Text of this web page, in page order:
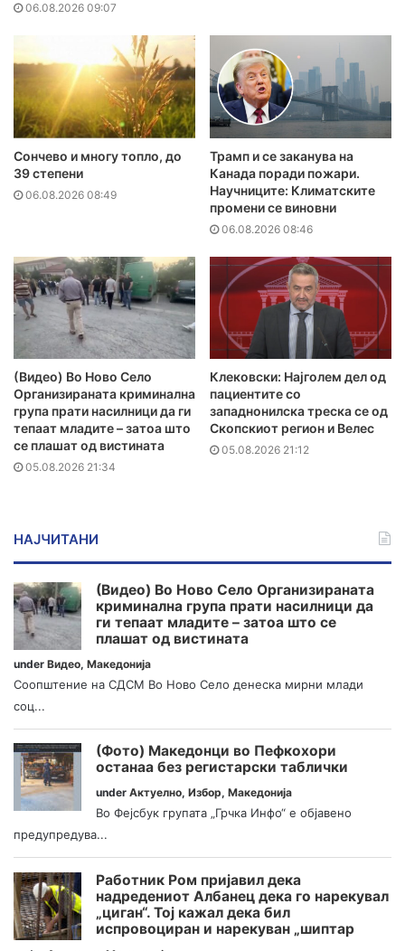
06.08.2026 09:07
Сончево и многу топло, до
39 степени
06.08.2026 08:49
Трамп и се заканува на
Канада поради пожари.
Научниците: Климатските
промени се виновни
06.08.2026 08:46
(Видео) Во Ново Село
Организираната криминална
група прати насилници да ги
тепаат младите – затоа што
се плашат од вистината
05.08.2026 21:34
Клековски: Најголем дел од
пациентите сo
западнонилска треска се од
Скопскиот регион и Велес
05.08.2026 21:12
НАЈЧИТАНИ
(Видео) Во Ново Село Организираната
криминална група прати насилници да
ги тепаат младите – затоа што се
плашат од вистината
under Видео, Македонија
Соопштение на СДСМ Во Ново Село денеска мирни млади
соц...
(Фото) Македонци во Пефкохори
останаа без регистарски таблички
under Актуелно, Избор, Македонија
Во Фејсбук групата „Грчка Инфо“ е објавено
предупредува...
Работник Ром пријавил дека
надредениот Албанец дека го нарекувал
„циган“. Тој кажал дека бил
испровоциран и нарекуван „шиптар